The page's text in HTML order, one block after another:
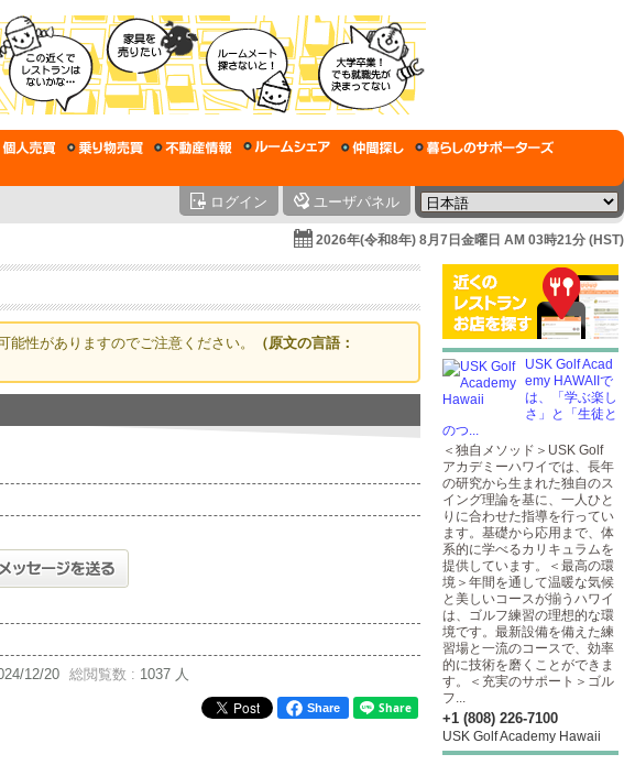
ログイン ユーザパネル
2026年(令和8年) 8月7日金曜日 AM 03時21分 (HST)
性がありますのでご注意ください。
（原文の言語：
12/20 総閲覧数 : 1037 人
Share
USK Golf Acad
emy HAWAIIで
は、「学ぶ楽し
さ」と「生徒と
のつ...
＜独自メソッド＞USK Golf
アカデミーハワイでは、長年
の研究から生まれた独自のス
イング理論を基に、一人ひと
りに合わせた指導を行ってい
ます。基礎から応用まで、体
系的に学べるカリキュラムを
提供しています。＜最高の環
境＞年間を通して温暖な気候
と美しいコースが揃うハワイ
は、ゴルフ練習の理想的な環
境です。最新設備を備えた練
習場と一流のコースで、効率
的に技術を磨くことができま
す。＜充実のサポート＞ゴル
フ...
+1 (808) 226-7100
USK Golf Academy Hawaii